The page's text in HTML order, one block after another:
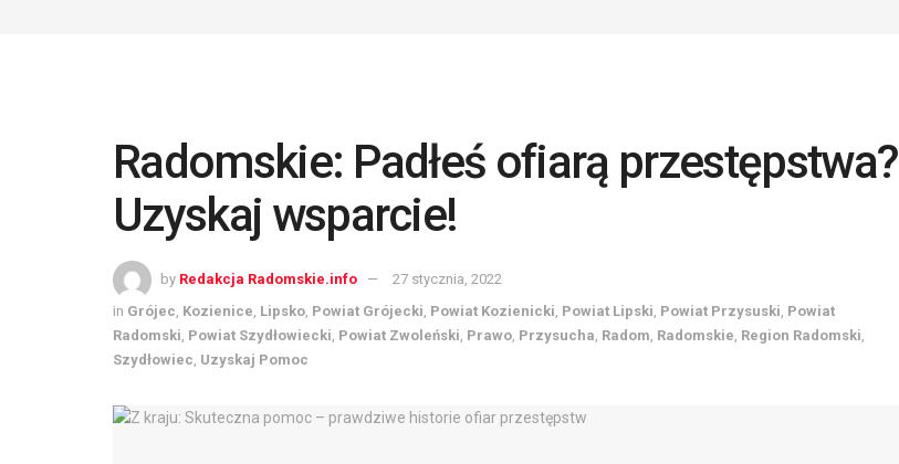
Radomskie: Padłeś ofiarą przestępstwa?
Uzyskaj wsparcie!
by Redakcja Radomskie.info
27 stycznia, 2022
in Grójec Kozienice Lipsko Powiat Grójecki Powiat Kozienicki Powiat Lipski Powiat Przysuski Powiat
Radomski Powiat Szydłowiecki Powiat Zwoleński Prawo Przysucha Radom Radomskie Region Radomski
Szydłowiec Uzyskaj Pomoc